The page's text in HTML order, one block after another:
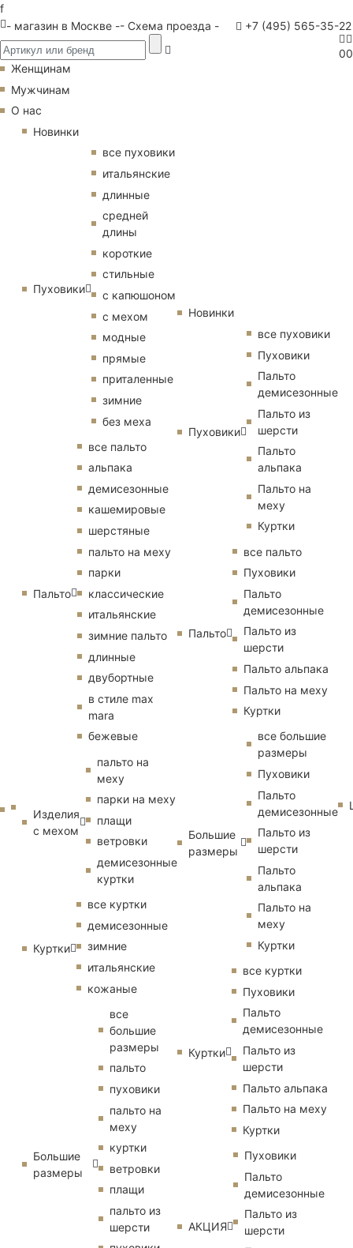
f
- магазин в Москве -- Схема проезда - +7 (495) 565-35-22
00
Женщинам
Мужчинам
О нас
Новинки
Пуховики
все пуховики
итальянские
длинные
средней
длины
короткие
стильные
с капюшоном
с мехом
модные
прямые
приталенные
зимние
без меха
Пальто
все пальто
альпака
демисезонные
кашемировые
шерстяные
пальто на меху
парки
классические
итальянские
зимние пальто
длинные
двубортные
в стиле max
mara
бежевые
Изделия
с мехом
пальто на
меху
парки на меху
плащи
ветровки
демисезонные
куртки
Куртки
все куртки
демисезонные
зимние
итальянские
кожаные
Большие
размеры
все
большие
размеры
пальто
пуховики
пальто на
меху
куртки
ветровки
плащи
пальто из
шерсти
Новинки
Пуховики
все пуховики
Пуховики
Пальто
демисезонные
Пальто из
шерсти
Пальто
альпака
Пальто на
меху
Куртки
Пальто
все пальто
Пуховики
Пальто
демисезонные
Пальто из
шерсти
Пальто альпака
Пальто на меху
Куртки
Большие
размеры
все большие
размеры
Пуховики
Пальто
демисезонные
Пальто из
шерсти
Пальто
альпака
Пальто на
меху
Куртки
Куртки
все куртки
Пуховики
Пальто
демисезонные
Пальто из
шерсти
Пальто альпака
Пальто на меху
Куртки
АКЦИЯ
Пуховики
Пальто
демисезонные
Пальто из
шерсти